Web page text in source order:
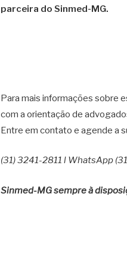
parceira do Sinmed-MG.
Para mais informações sobre
com a orientação de
Entre em contato e agende a
(31) 3241-2811 l WhatsApp
Sinmed-MG sempre à